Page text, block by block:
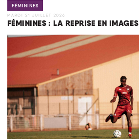
FÉMININES
MARDI 21 JUILLET 2026
FÉMININES : LA REPRISE EN IMAGES